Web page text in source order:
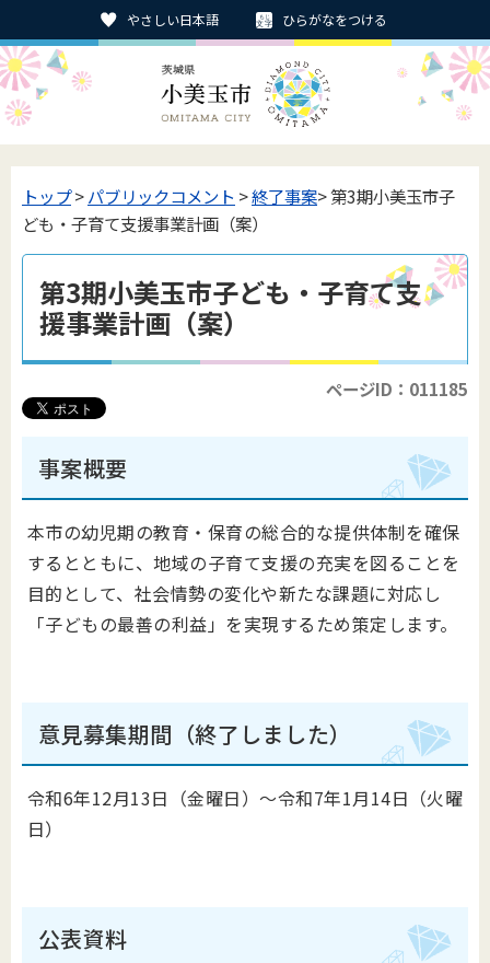
やさしい日本語 ひらがなをつける
トップ>パブリックコメント >終了事案> 第3期小美玉市子
ども・子育て支援事業計画（案）
第3期小美玉市子ども・子育て支
援事業計画（案）
ページID：011185
事案概要
本市の幼児期の教育・保育の総合的な提供体制を確保
するとともに、地域の子育て支援の充実を図ることを
目的として、社会情勢の変化や新たな課題に対応し
「子どもの最善の利益」を実現するため策定します。
意見募集期間（終了しました）
令和6年12月13日（金曜日）～令和7年1月14日（火曜
日）
公表資料